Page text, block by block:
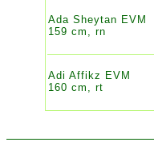
Ada Sheytan EVM
159 cm, rn
Adi Affikz EVM
160 cm, rt